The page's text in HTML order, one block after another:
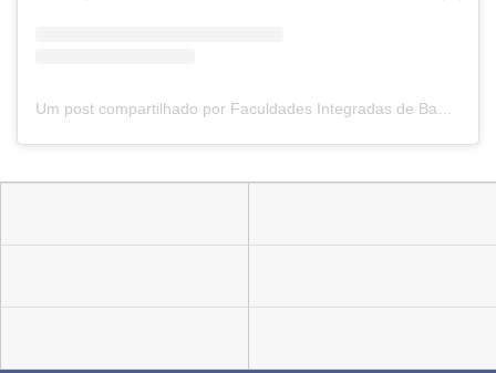
Um post compartilhado por Faculdades Integradas de Bauru (@fibbauru)